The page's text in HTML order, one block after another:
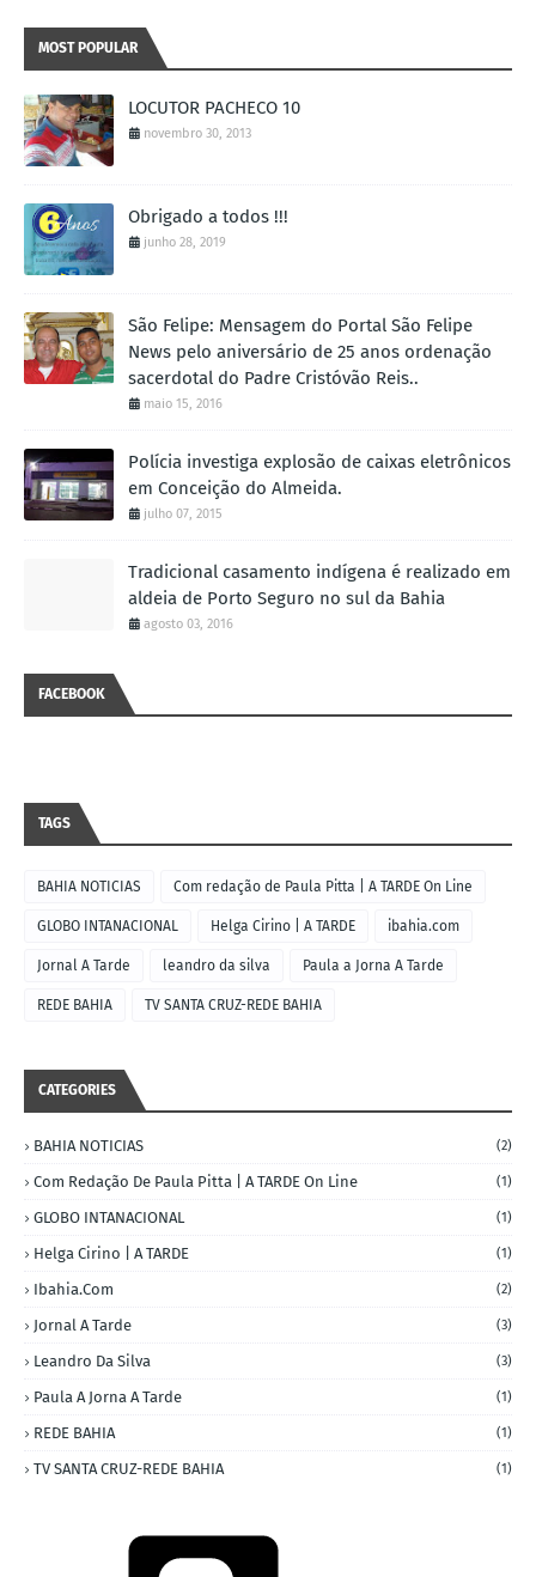
MOST POPULAR
LOCUTOR PACHECO 10
novembro 30, 2013
Obrigado a todos !!!
junho 28, 2019
São Felipe: Mensagem do Portal São Felipe
News pelo aniversário de 25 anos ordenação
sacerdotal do Padre Cristóvão Reis..
maio 15, 2016
Polícia investiga explosão de caixas eletrônicos
em Conceição do Almeida.
julho 07, 2015
Tradicional casamento indígena é realizado em
aldeia de Porto Seguro no sul da Bahia
agosto 03, 2016
FACEBOOK
TAGS
BAHIA NOTICIAS Com redação de Paula Pitta | A TARDE On Line
GLOBO INTANACIONAL Helga Cirino | A TARDE ibahia.com
Jornal A Tarde leandro da silva Paula a Jorna A Tarde
REDE BAHIA TV SANTA CRUZ-REDE BAHIA
CATEGORIES
BAHIA NOTICIAS (2)
Com Redação De Paula Pitta | A TARDE On Line (1)
GLOBO INTANACIONAL (1)
Helga Cirino | A TARDE (1)
Ibahia.com (2)
Jornal A Tarde (3)
Leandro Da Silva (3)
Paula A Jorna A Tarde (1)
REDE BAHIA (1)
TV SANTA CRUZ-REDE BAHIA (1)